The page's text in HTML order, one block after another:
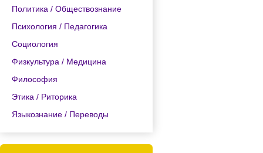
Политика / Обществознание
Психология / Педагогика
Социология
Физкультура / Медицина
Философия
Этика / Риторика
Языкознание / Переводы